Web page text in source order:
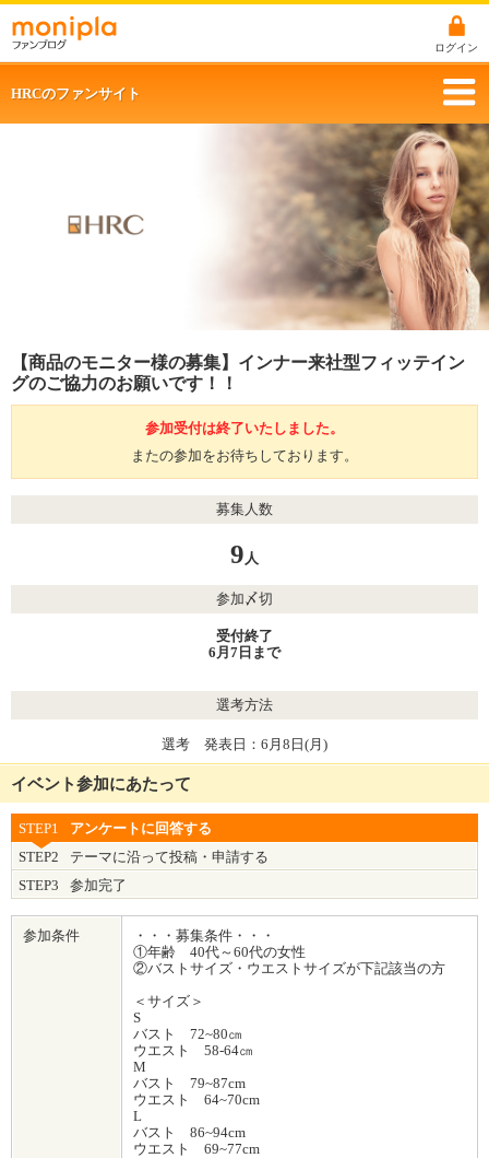
ログイン
HRCのファンサイト
【商品のモニター様の募集】インナー来社型フィッテイン
グのご協力のお願いです！！
参加受付は終了いたしました。
またの参加をお待ちしております。
募集人数
9 人
参加〆切
受付終了
6月7日まで
選考方法
選考 発表日：6月8日(月)
イベント参加にあたって
STEP1
アンケートに回答する
STEP2
テーマに沿って投稿・申請する
STEP3
参加完了
参加条件
・・・募集条件・・・
①年齢 40代～60代の女性
②バストサイズ・ウエストサイズが下記該当の方
＜サイズ＞
S
バスト 72~80㎝
ウエスト 58-64㎝
M
バスト 79~87cm
ウエスト 64~70cm
L
バスト 86~94cm
ウエスト 69~77cm